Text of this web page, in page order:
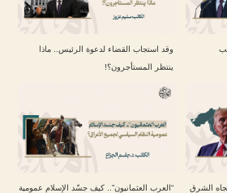
وقد استجاب القضاء لدعوة الرئيس.. ماذا
ينتظر المستأجرون؟!
الشرق
“العرب العثمانيون”.. كيف جسّد الإسلام عمومية